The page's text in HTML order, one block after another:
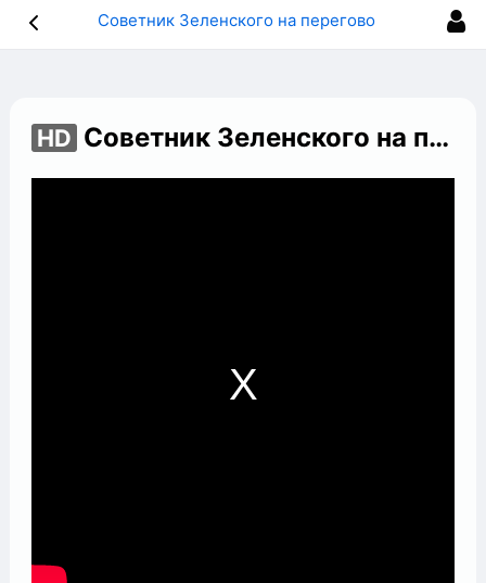
Советник Зеленского на переговорах требует вывод войск из Украины, Путин назвал Запад «империей лжи»
HD Советник Зеленского на переговорах требует вывод войск из Украины, Путин назвал Запад «империей лжи»